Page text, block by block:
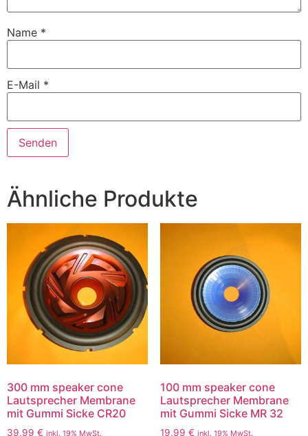
Name *
E-Mail *
Ähnliche Produkte
300 mm speaker cone
Lautsprecher Membrane
mit Gummi Sicke CR20
39,99 € inkl. 19% MwSt.
100 mm speaker cone
Lautsprecher Membrane
mit Gummi Sicke MR 32
19,99 € inkl. 19% MwSt.